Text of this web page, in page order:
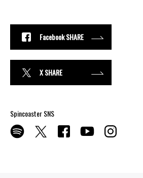
Facebook SHARE
X SHARE
Spincoaster SNS